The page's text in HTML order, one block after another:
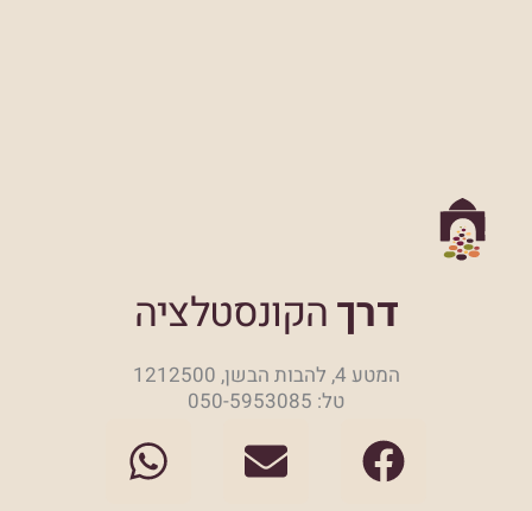
דרךהקונסטלציה
המטע 4, להבות הבשן, 1212500
טל: 050-5953085
F
a
E
n
W
h